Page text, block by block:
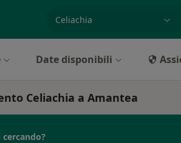
Date disponibili
Celiachia a Amantea
cercando?